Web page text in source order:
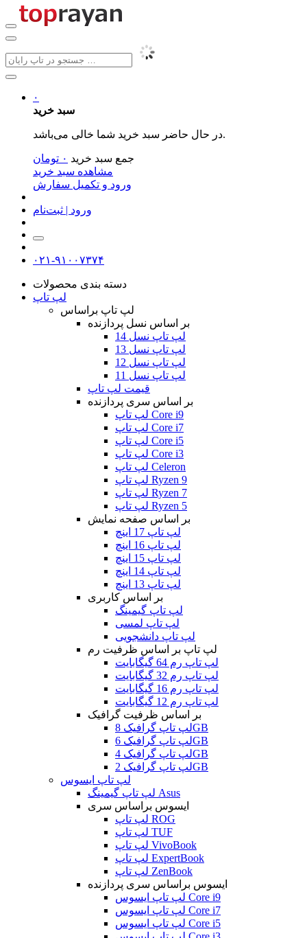
۰
سبد خرید
در حال حاضر سبد خرید شما خالی می‌باشد.
جمع سبد خرید ۰ تومان
مشاهده سبد خرید
ورود و تکمیل سفارش
ورود | ثبت‌نام
۰۲۱-۹۱۰۰۷۳۷۴
دسته بندی محصولات
لپ تاپ
لپ تاپ براساس
بر اساس نسل پردازنده
لپ تاپ نسل 14
لپ تاپ نسل 13
لپ تاپ نسل 12
لپ تاپ نسل 11
قیمت لپ تاپ
بر اساس سری پردازنده
لپ تاپ Core i9
لپ تاپ Core i7
لپ تاپ Core i5
لپ تاپ Core i3
لپ تاپ Celeron
لپ تاپ Ryzen 9
لپ تاپ Ryzen 7
لپ تاپ Ryzen 5
بر اساس صفحه نمایش
لپ تاپ 17 اینچ
لپ تاپ 16 اینچ
لپ تاپ 15 اینچ
لپ تاپ 14 اینچ
لپ تاپ 13 اینچ
بر اساس کاربری
لپ تاپ گیمینگ
لپ تاپ لمسی
لپ تاپ دانشجویی
لپ تاپ بر اساس ظرفیت رم
لپ تاپ رم 64 گیگابایت
لپ تاپ رم 32 گیگابایت
لپ تاپ رم 16 گیگابایت
لپ تاپ رم 12 گیگابایت
بر اساس ظرفیت گرافیک
لپ تاپ گرافیک 8GB
لپ تاپ گرافیک 6GB
لپ تاپ گرافیک 4GB
لپ تاپ گرافیک 2GB
لپ تاپ ایسوس
لپ تاپ گیمینگ Asus
ایسوس براساس سری
لپ تاپ ROG
لپ تاپ TUF
لپ تاپ VivoBook
لپ تاپ ExpertBook
لپ تاپ ZenBook
ایسوس براساس سری پردازنده
لپ تاپ ایسوس Core i9
لپ تاپ ایسوس Core i7
لپ تاپ ایسوس Core i5